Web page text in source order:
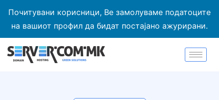
Почитувани корисници, Ве замолуваме податоците
на вашиот профил да бидат постајано ажурирани.